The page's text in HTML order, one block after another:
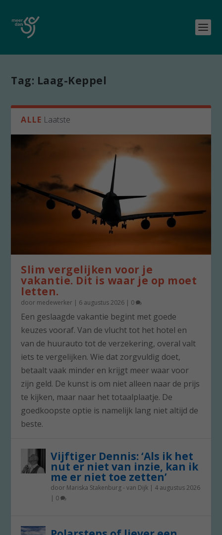
Tag: Laag-Keppel
ALLE Laatste
Slim vergelijken voor je
vakantie. Dit is waar je op moet
letten.
door medewerker | 6 augustus 2026 | 0
Een geslaagde vakantie begint met goede
keuzes vooraf. Van de vlucht tot het hotel en
van de huurauto tot de verzekering, overal valt
iets te vergelijken. Wie dat zorgvuldig doet,
betaalt vaak minder en krijgt meer waar voor
zijn geld. De kunst is om niet alleen naar de prijs
te kijken, maar naar het totaalplaatje. De
goedkoopste optie is namelijk lang niet altijd de
beste.
Vijftiger Dennis: ‘Als ik het
nut er niet van inzie, kan ik
me er niet toe zetten’
door Mariska Stakenburg - van Dijk | 4 augustus 2026
| 0